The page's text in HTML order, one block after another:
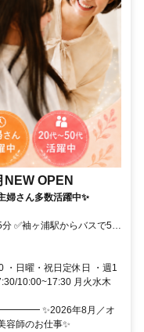
NEW OPEN
婦さん多数活躍中✨
・日曜・祝日定休日 ・週1
10:00~17:30 月火水木
✨2026年8月／オ
容師のお仕事✨